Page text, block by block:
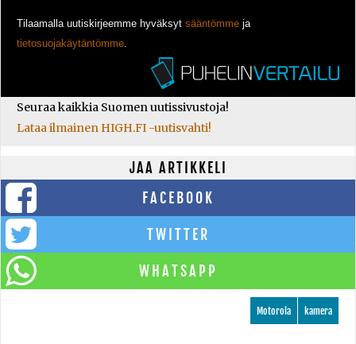
Tilaamalla uutiskirjeemme hyväksyt sääntömme ja
tietosuojakäytäntömme.
Seuraa kaikkia Suomen uutissivustoja!
Lataa ilmainen HIGH.FI -uutisvahti!
JAA ARTIKKELI
FACEBOOK
TWITTER
WHATSAPP
kamera
Motorola